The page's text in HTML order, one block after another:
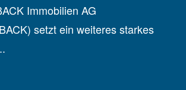
Immobilien AG
setzt ein weiteres starkes